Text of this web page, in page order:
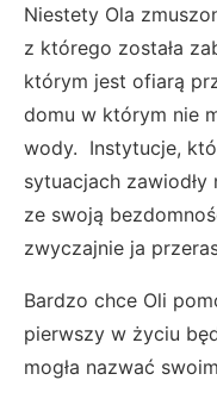
Niestety Ola
z którego została
którym jest ofiarą
domu w którym nie
wody. Instytucje,
sytuacjach zawiodły
ze swoją
zwyczajnie ja
Bardzo chce Oli
pierwszy w życiu
mogła nazwać